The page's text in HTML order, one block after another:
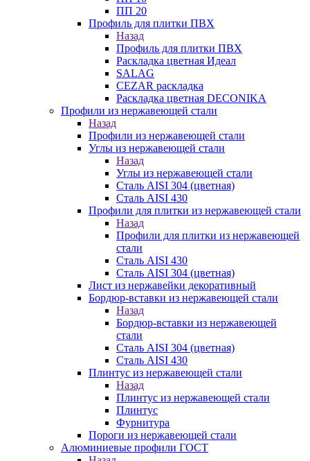
ПП 20
Профиль для плитки ПВХ
Назад
Профиль для плитки ПВХ
Раскладка цветная Идеал
SALAG
CEZAR раскладка
Раскладка цветная DECONIKA
Профили из нержавеющей стали
Назад
Профили из нержавеющей стали
Углы из нержавеющей стали
Назад
Углы из нержавеющей стали
Сталь AISI 304 (цветная)
Сталь AISI 430
Профили для плитки из нержавеющей стали
Назад
Профили для плитки из нержавеющей
стали
Сталь AISI 430
Сталь AISI 304 (цветная)
Лист из нержавейки декоративный
Бордюр-вставки из нержавеющей стали
Назад
Бордюр-вставки из нержавеющей
стали
Сталь AISI 304 (цветная)
Сталь AISI 430
Плинтус из нержавеющей стали
Назад
Плинтус из нержавеющей стали
Плинтус
Фурнитура
Пороги из нержавеющей стали
Алюминиевые профили ГОСТ